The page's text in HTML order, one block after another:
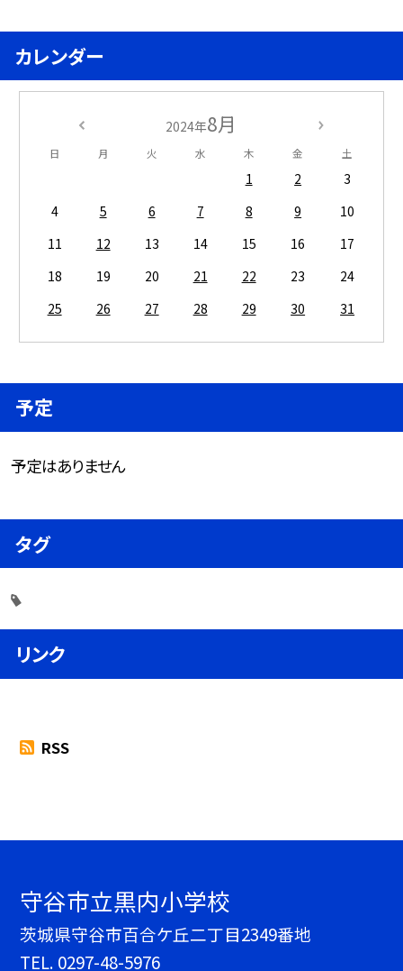
カレンダー
2024年8月
日 月 火 水 木 金 土
1 2
3
4
5 6 7 8 9
10
11
12 13 14 15 16
17
18
19 20 21 22 23
24
25
26 27 28 29 30 31
予定
予定はありません
タグ
リンク
RSS
守谷市立黒内小学校
茨城県守谷市百合ケ丘二丁目2349番地
TEL. 0297-48-5976